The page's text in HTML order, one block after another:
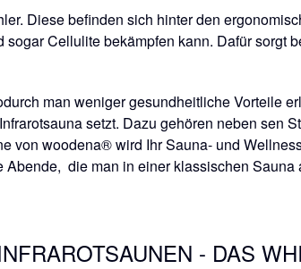
Diese befinden sich hinter den
Cellulite bekämpfen kann. Dafür sorgt
man weniger gesundheitliche Vorteile
setzt. Dazu gehören neben sen
von woodena® wird Ihr Sauna- und
die man in einer klassischen
- DAS